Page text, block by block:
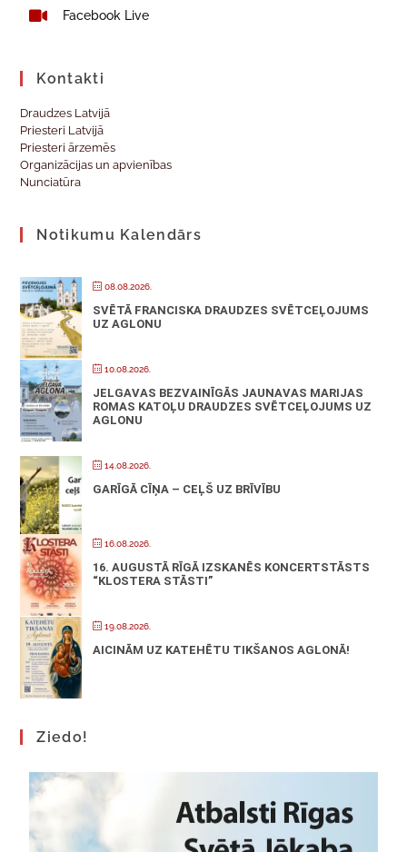
Facebook Live
Kontakti
Draudzes Latvijā
Priesteri Latvijā
Priesteri ārzemēs
Organizācijas un apvienības
Nunciatūra
Notikumu Kalendārs
08.08.2026.
SVĒTĀ FRANCISKA DRAUDZES SVĒTCEĻOJUMS
UZ AGLONU
10.08.2026.
JELGAVAS BEZVAINĪGĀS JAUNAVAS MARIJAS
ROMAS KATOĻU DRAUDZES SVĒTCEĻOJUMS UZ
AGLONU
14.08.2026.
GARĪGĀ CĪŅA – CEĻŠ UZ BRĪVĪBU
16.08.2026.
16. AUGUSTĀ RĪGĀ IZSKANĒS KONCERTSTĀSTS
“KLOSTERA STĀSTI”
19.08.2026.
AICINĀM UZ KATEHĒTU TIKŠANOS AGLONĀ!
Ziedo!